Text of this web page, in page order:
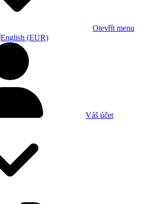
Otevřít menu
English (EUR)
Váš účet